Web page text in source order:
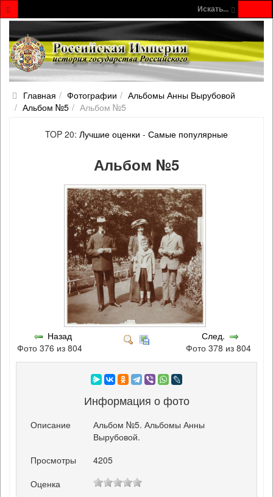
Искать...
Главная Фотографии
Альбомы Анны Вырубовой
Альбом №5
Альбом №5
TOP 20: Лучшие оценки - Самые популярные
Альбом №5
Назад
Фото 376 из 804
След.
Фото 378 из 804
Информация о фото
Описание
Альбом №5. Альбомы Анны
Вырубовой.
Просмотры
4205
Оценка